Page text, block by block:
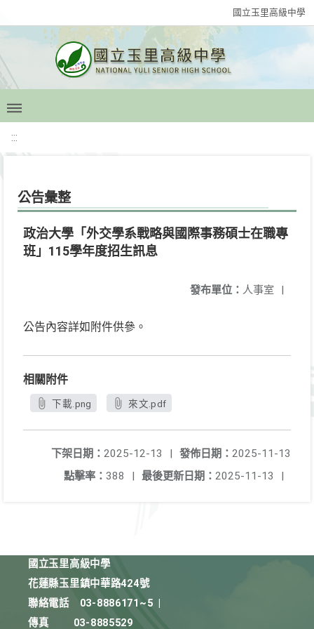
國立玉里高級中學
:::
公告彙整
政治大學「外交學系戰略與國際事務碩士在職專
班」115學年度招生訊息
發布單位： 人事室 |
公告內容詳如附件供參。
相關附件
下載.png 來文.pdf
發佈日期： 2025-11-13
下架日期： 2025-12-13
|
最後更新日期： 2025-11-13 |
點擊率： 388 |
國立玉里高級中學
花蓮縣玉里鎮中華路424號
聯絡電話
03-8886171~5
傳真
03-8885529